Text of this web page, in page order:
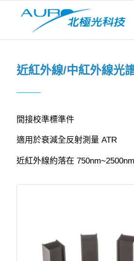
近紅外線/中紅外線光
間接校準標準件
適用於衰減全反射測量 ATR
近紅外線約落在